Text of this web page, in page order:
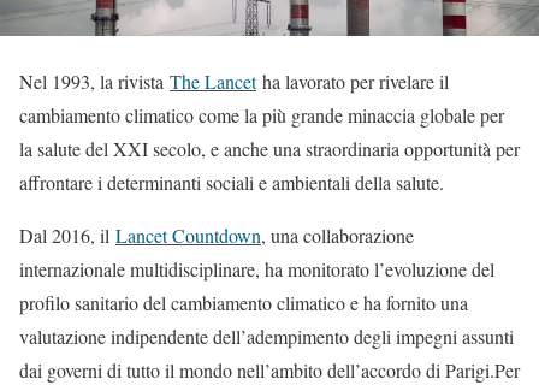
Nel 1993, la rivista The Lancetha lavorato per rivelare il
cambiamento climatico come la più grande minaccia globale per
la salute del XXI secolo, e anche una straordinaria opportunità per
affrontare i determinanti sociali e ambientali della salute.
Dal 2016, il Lancet Countdown, una collaborazione
internazionale multidisciplinare, ha monitorato l’evoluzione del
profilo sanitario del cambiamento climatico e ha fornito una
valutazione indipendente dell’adempimento degli impegni assunti
dai governi di tutto il mondo nell’ambito dell’accordo di Parigi.Per